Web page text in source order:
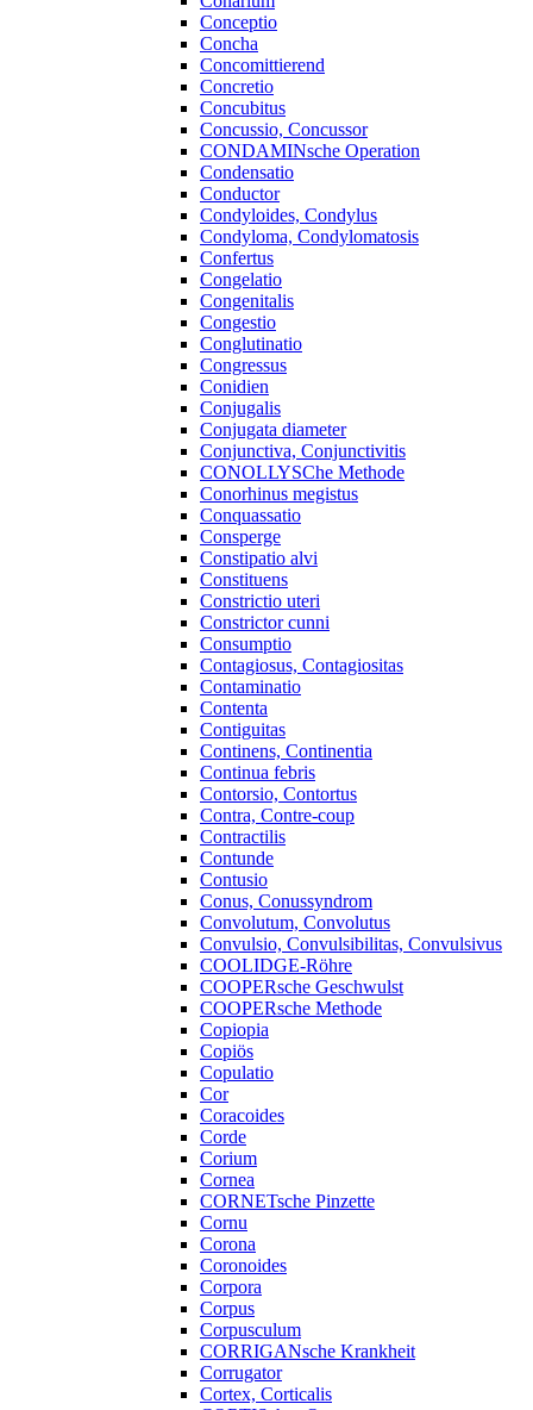
Conceptio
Concha
Concomittierend
Concretio
Concubitus
Concussio, Concussor
CONDAMINsche Operation
Condensatio
Conductor
Condyloides, Condylus
Condyloma, Condylomatosis
Confertus
Congelatio
Congenitalis
Congestio
Conglutinatio
Congressus
Conidien
Conjugalis
Conjugata diameter
Conjunctiva, Conjunctivitis
CONOLLYSChe Methode
Conorhinus megistus
Conquassatio
Consperge
Constipatio alvi
Constituens
Constrictio uteri
Constrictor cunni
Consumptio
Contagiosus, Contagiositas
Contaminatio
Contenta
Contiguitas
Continens, Continentia
Continua febris
Contorsio, Contortus
Contra, Contre-coup
Contractilis
Contunde
Contusio
Conus, Conussyndrom
Convolutum, Convolutus
Convulsio, Convulsibilitas, Convulsivus
COOLIDGE-Röhre
COOPERsche Geschwulst
COOPERsche Methode
Copiopia
Copiös
Copulatio
Cor
Coracoides
Corde
Corium
Cornea
CORNETsche Pinzette
Cornu
Corona
Coronoides
Corpora
Corpus
Corpusculum
CORRIGANsche Krankheit
Corrugator
Cortex, Corticalis